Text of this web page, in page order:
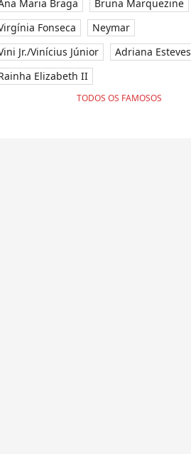
Maria Braga
Bruna Marquezine
Fonseca
Neymar
Jr./Vinícius Júnior
Adriana Esteves
Elizabeth II
TODOS OS FAMOSOS